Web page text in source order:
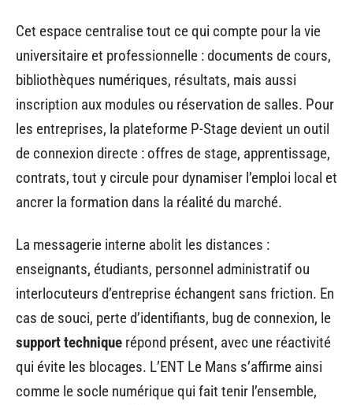
Cet espace centralise tout ce qui compte pour la vie
universitaire et professionnelle : documents de cours,
bibliothèques numériques, résultats, mais aussi
inscription aux modules ou réservation de salles. Pour
les entreprises, la plateforme P-Stage devient un outil
de connexion directe : offres de stage, apprentissage,
contrats, tout y circule pour dynamiser l’emploi local et
ancrer la formation dans la réalité du marché.
La messagerie interne abolit les distances :
enseignants, étudiants, personnel administratif ou
interlocuteurs d’entreprise échangent sans friction. En
cas de souci, perte d’identifiants, bug de connexion, le
support technique répond présent, avec une réactivité
qui évite les blocages. L’ENT Le Mans s’affirme ainsi
comme le socle numérique qui fait tenir l’ensemble,